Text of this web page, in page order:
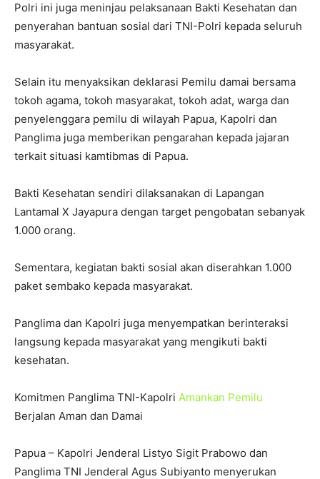
Polri ini juga meninjau pelaksanaan Bakti Kesehatan dan
penyerahan bantuan sosial dari TNI-Polri kepada seluruh
masyarakat.
Selain itu menyaksikan deklarasi Pemilu damai bersama
tokoh agama, tokoh masyarakat, tokoh adat, warga dan
penyelenggara pemilu di wilayah Papua, Kapolri dan
Panglima juga memberikan pengarahan kepada jajaran
terkait situasi kamtibmas di Papua.
Bakti Kesehatan sendiri dilaksanakan di Lapangan
Lantamal X Jayapura dengan target pengobatan sebanyak
1.000 orang.
Sementara, kegiatan bakti sosial akan diserahkan 1.000
paket sembako kepada masyarakat.
Panglima dan Kapolri juga menyempatkan berinteraksi
langsung kepada masyarakat yang mengikuti bakti
kesehatan.
Komitmen Panglima TNI-Kapolri Amankan Pemilu
Berjalan Aman dan Damai
Papua – Kapolri Jenderal Listyo Sigit Prabowo dan
Panglima TNI Jenderal Agus Subiyanto menyerukan